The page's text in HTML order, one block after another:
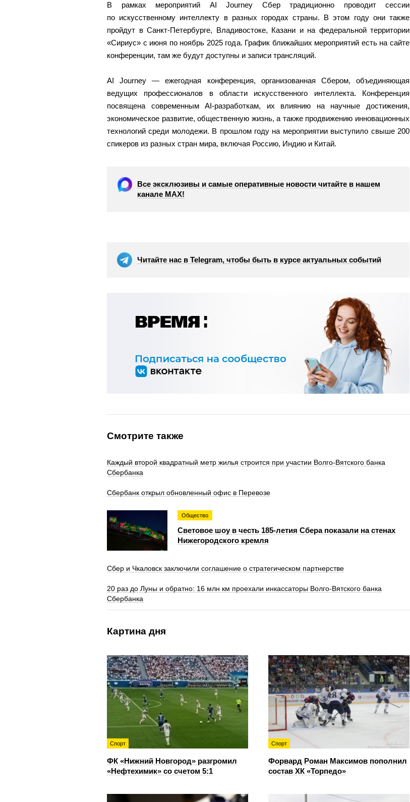
В рамках мероприятий AI Journey Сбер традиционно проводит сессии
по искусственному интеллекту в разных городах страны. В этом году они также
пройдут в Санкт-Петербурге, Владивостоке, Казани и на федеральной территории
«Сириус» с июня по ноябрь 2025 года. График ближайших мероприятий есть на сайте
конференции, там же будут доступны и записи трансляций.
AI Journey — ежегодная конференция, организованная Сбером, объединяющая
ведущих профессионалов в области искусственного интеллекта. Конференция
посвящена современным AI-разработкам, их влиянию на научные достижения,
экономическое развитие, общественную жизнь, а также продвижению инновационных
технологий среди молодежи. В прошлом году на мероприятии выступило свыше 200
спикеров из разных стран мира, включая Россию, Индию и Китай.
Все эксклюзивы и самые оперативные новости читайте в нашем
канале МАХ!
Читайте нас в Telegram, чтобы быть в курсе актуальных событий
Смотрите также
Каждый второй квадратный метр жилья строится при участии Волго-Вятского банка
Сбербанка
Сбербанк открыл обновленный офис в Перевозе
Общество
Световое шоу в честь 185-летия Сбера показали на стенах
Нижегородского кремля
Сбер и Чкаловск заключили соглашение о стратегическом партнерстве
20 раз до Луны и обратно: 16 млн км проехали инкассаторы Волго-Вятского банка
Сбербанка
Картина дня
Спорт
ФК «Нижний Новгород» разгромил
«Нефтехимик» со счетом 5:1
Спорт
Форвард Роман Максимов пополнил
состав ХК «Торпедо»